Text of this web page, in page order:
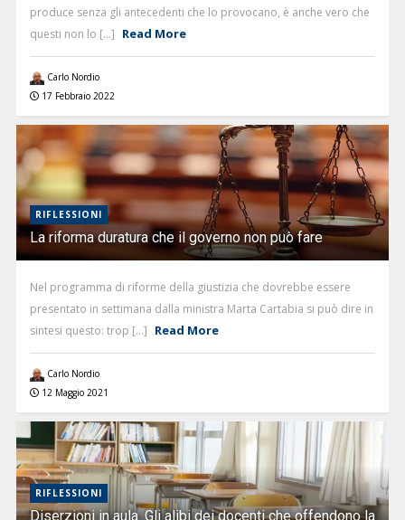
produce senza gli antecedenti che lo provocano, è anche vero che
questi non lo [...] Read More
Carlo Nordio
17 Febbraio 2022
RIFLESSIONI
La riforma duratura che il governo non può fare
Nel programma di riforme della giustizia che dovrebbe essere
presentato in settimana dalla ministra Marta Cartabia si può dire in
sintesi questo: trop [...] Read More
Carlo Nordio
12 Maggio 2021
RIFLESSIONI
Diserzioni in aula. Gli alibi dei docenti che offendono la